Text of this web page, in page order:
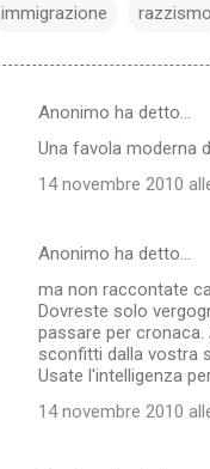
immigrazione razzismo
Anonimo ha detto…
Una favola moderna
14 novembre 2010
Anonimo ha detto…
ma non raccontate
Dovreste solo
passare per
sconfitti dalla vostra
Usate l'intelligenza
14 novembre 2010